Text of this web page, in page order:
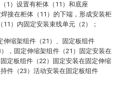
1）设置有柜体（11）和底座
焊接在柜体（11）的下端，形成安装柜
）内固定安装束线单元（2）；
伸缩架组件（21）、固定板组件
），固定伸缩架组件（21）固定安装在
定板组件（22）固定安装在固定伸缩
件（23）活动安装在固定板组件